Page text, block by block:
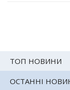
ТОП НОВИНИ
ОСТАННІ